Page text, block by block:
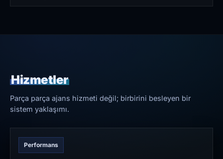
Hizmetler
Parça parça ajans hizmeti değil; birbirini besleyen bir
sistem yaklaşımı.
Performans